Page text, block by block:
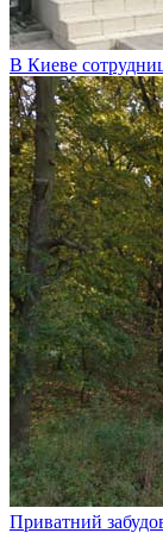
В Киеве
Приватний